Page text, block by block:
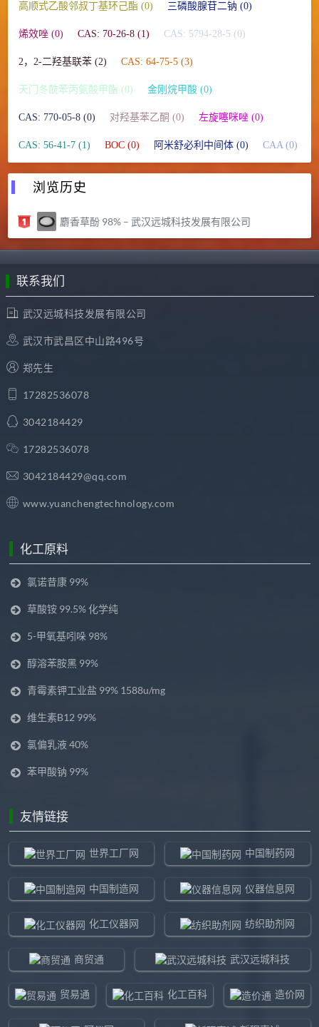
高顺式乙酸邻叔丁基环己酯 (0) 三磷酸腺苷二钠 (0)
烯效唑 (0) CAS: 70-26-8 (1) CAS: 5794-28-5 (0)
2，2-二羟基联苯 (2) CAS: 64-75-5 (3)
天门冬酰苯丙氨酸甲酯 (0) 金刚烷甲酸 (0)
CAS: 770-05-8 (0) 对羟基苯乙酮 (0) 左旋噻咪唑 (0)
CAS: 56-41-7 (1) BOC (0) 阿米舒必利中间体 (0) CAA (0)
浏览历史
麝香草酚 98% – 武汉远城科技发展有限公司
联系我们
武汉远城科技发展有限公司
武汉市武昌区中山路496号
郑先生
17282536078
3042184429
17282536078
3042184429@qq.com
www.yuanchengtechnology.com
化工原料
氯诺昔康 99%
草酸铵 99.5% 化学纯
5-甲氧基吲哚 98%
醇溶苯胺黑 99%
青霉素钾工业盐 99% 1588u/mg
维生素B12 99%
氯偏乳液 40%
苯甲酸钠 99%
友情链接
世界工厂网 中国制药网
中国制造网 仪器信息网
化工仪器网 纺织助剂网
商贸通 武汉远城科技
贸易通 化工百科 造价网